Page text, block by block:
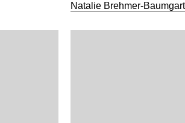
Natalie Brehmer-